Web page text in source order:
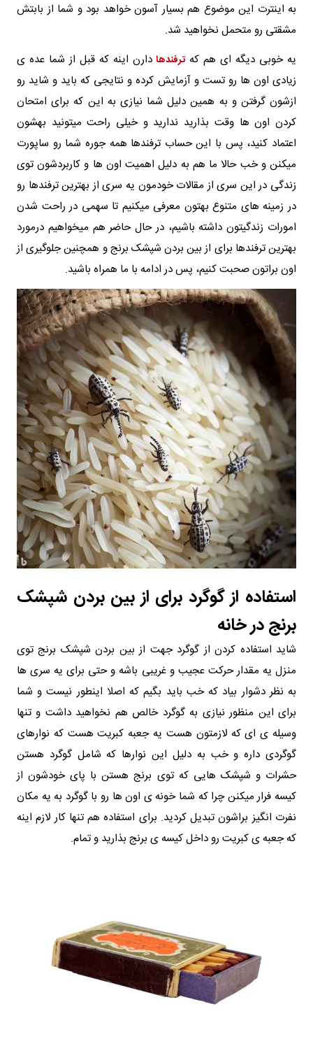
به اینترت این موضوع هم بسیار آسون خواهد بود و شما از بابتش
مشقتی رو متحمل نخواهید شد.
یه خوبی دیگه ای هم که ترفندهادارن اینه که قبل از شما عده ی
زیادی اون ها رو تست و آزمایش کرده و نتایجی که باید و شاید رو
ازشون گرفتن و به همین دلیل شما نیازی به این که برای امتحان
کردن اون ها وقت بذارید ندارید و خیلی راحت میتونید بهشون
اعتماد کنید، پس با این حساب ترفندها همه جوره شما رو ساپورت
میکنن و خب حالا ما هم به دلیل اهمیت اون ها و کاربردشون توی
زندگی در این سری از مقالات خودمون یه سری از بهترین ترفندها رو
در زمینه های متنوع بهتون معرفی میکنیم تا سهمی در راحت شدن
امورات زندگیتون داشته باشیم، در حال حاضر هم میخواهیم درمورد
بهترین ترفندها برای از بین بردن شپشک برنج و همچنین جلوگیری از
اون براتون صحبت کنیم، پس در ادامه با ما همراه باشید.
استفاده از گوگرد برای از بین بردن شپشک
برنج در خانه
شاید استفاده کردن از گوگرد جهت از بین بردن شپشک برنج توی
منزل یه مقدار حرکت عجیب و غریبی باشه و حتی برای یه سری ها
به نظر دشوار بیاد که خب باید بگیم که اصلا اینطور نیست و شما
برای این منظور نیازی به گوگرد خالص هم نخواهید داشت و تنها
وسیله ی ای که لازمتون هست یه جعبه کبریت هست که نوارهای
گوگردی داره و خب به دلیل این نوارها که شامل گوگرد هستن
حشرات و شپشک هایی که توی برنج هستن با پای خودشون از
کیسه فرار میکنن چرا که شما خونه ی اون ها رو با گوگرد به یه مکان
نفرت انگیز براشون تبدیل کردید. برای استفاده هم تنها کار لازم اینه
که جعبه ی کبریت رو داخل کیسه ی برنج بذارید و تمام.